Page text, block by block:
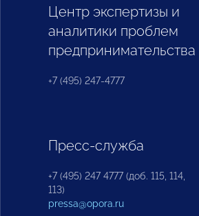
Центр экспертизы и
аналитики проблем
предпринимательства
+7 (495) 247-4777
Пресс-служба
+7 (495) 247 4777 (доб. 115, 114,
113)
pressa@opora.ru